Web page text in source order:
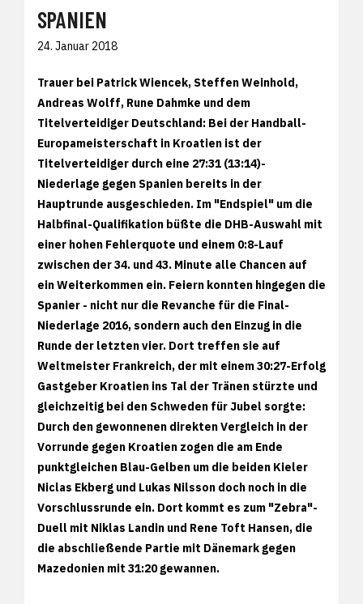
SPANIEN
24. Januar 2018
Trauer bei Patrick Wiencek, Steffen Weinhold,
Andreas Wolff, Rune Dahmke und dem
Titelverteidiger Deutschland: Bei der Handball-
Europameisterschaft in Kroatien ist der
Titelverteidiger durch eine 27:31 (13:14)-
Niederlage gegen Spanien bereits in der
Hauptrunde ausgeschieden. Im "Endspiel" um die
Halbfinal-Qualifikation büßte die DHB-Auswahl mit
einer hohen Fehlerquote und einem 0:8-Lauf
zwischen der 34. und 43. Minute alle Chancen auf
ein Weiterkommen ein. Feiern konnten hingegen die
Spanier - nicht nur die Revanche für die Final-
Niederlage 2016, sondern auch den Einzug in die
Runde der letzten vier. Dort treffen sie auf
Weltmeister Frankreich, der mit einem 30:27-Erfolg
Gastgeber Kroatien ins Tal der Tränen stürzte und
gleichzeitig bei den Schweden für Jubel sorgte:
Durch den gewonnenen direkten Vergleich in der
Vorrunde gegen Kroatien zogen die am Ende
punktgleichen Blau-Gelben um die beiden Kieler
Niclas Ekberg und Lukas Nilsson doch noch in die
Vorschlussrunde ein. Dort kommt es zum "Zebra"-
Duell mit Niklas Landin und Rene Toft Hansen, die
die abschließende Partie mit Dänemark gegen
Mazedonien mit 31:20 gewannen.